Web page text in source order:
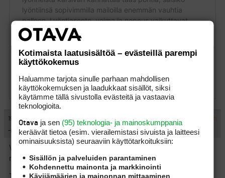
19.7.2022 10:14:32 #1365608 VASTAA ILMOITA ASIATON VIESTI
-no eagle-
Voitaisinko teippaus tehdä niin, että siitä tulee ikäänkuin ALIGN
mallinen ?
Kotimaista laatusisältöä – evästeillä parempi
käyttökokemus
Haluamme tarjota sinulle parhaan mahdollisen
käyttökokemuksen ja laadukkaat sisällöt, siksi
käytämme tällä sivustolla evästeitä ja vastaavia
teknologioita.
Otava ja sen (95) teknologia- ja mainoskumppania
keräävät tietoa (esim. vierailemis­tasi sivuista ja laitteesi
ominaisuuk­sista) seuraaviin käyttötarkoituksiin:
Sisällön ja palveluiden parantaminen
Kohdennettu mainonta ja markkinointi
Kävijämäärien ja mainonnan mittaaminen